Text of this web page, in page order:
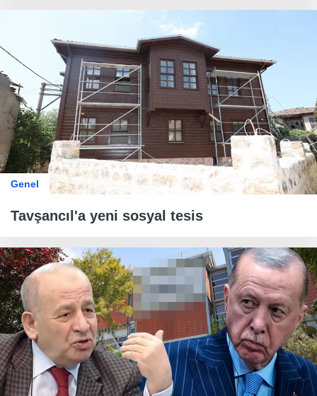
Genel
Tavşancıl'a yeni sosyal tesis